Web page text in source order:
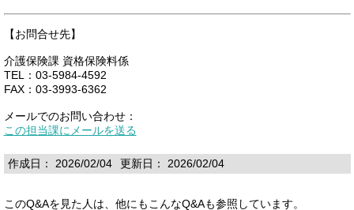
【お問合せ先】
介護保険課 資格保険料係
TEL：03-5984-4592
FAX：03-3993-6362
メールでのお問い合わせ：
この担当課にメールを送る
作成日： 2026/02/04 更新日： 2026/02/04
このQ&Aを見た人は、他にもこんなQ&Aも参照しています。